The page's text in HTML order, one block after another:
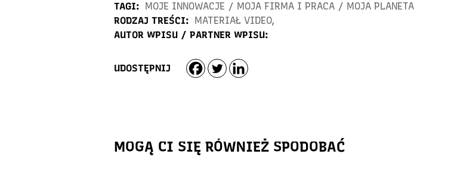
TAGI: MOJE INNOWACJE / MOJA FIRMA I PRACA / MOJA PLANETA
RODZAJ TREŚCI: MATERIAŁ VIDEO,
AUTOR WPISU / PARTNER WPISU:
UDOSTĘPNIJ
MOGĄ CI SIĘ RÓWNIEŻ SPODOBAĆ